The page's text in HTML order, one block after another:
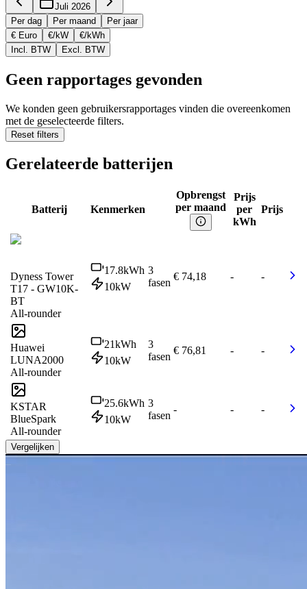
Juli 2026
Per dag
Per maand
Per jaar
€ Euro
€/kW
€/kWh
Incl. BTW
Excl. BTW
Geen rapportages gevonden
We konden geen gebruikersrapportages vinden die overeenkomen
met de geselecteerde filters.
Reset filters
Gerelateerde batterijen
Batterij Kenmerken
Opbrengst
per maand
Prijs
per
kWh
Prijs
Dyness Tower
T17 - GW10K-
BT
All-rounder
17.8kWh
10kW
3
fasen
€ 74,18 - -
Huawei
LUNA2000
All-rounder
21kWh
10kW
3
fasen
€ 76,81 - -
KSTAR
BlueSpark
All-rounder
25.6kWh
10kW
3
fasen
- - -
Vergelijken